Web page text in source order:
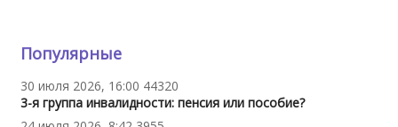
Популярные
30 июля 2026, 16:00 44320
3-я группа инвалидности: пенсия или пособие?